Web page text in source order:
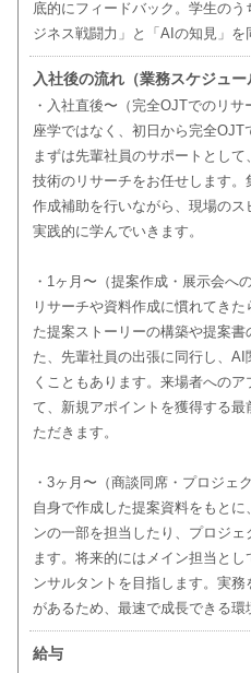
底的にフィードバック。学生の
ジネス戦闘力」と「AIの知見」を
入社後の流れ（業務スケジュー
・入社直後〜（完全OJTでのリサ
座学ではなく、初日から完全OJT
まずは先輩社員のサポートとし
技術のリサーチをお任せします
作成補助を行いながら、現場の
実践的に学んでいきます。
・1ヶ月〜（提案作成・展示会へ
リサーチや資料作成に慣れてき
た提案ストーリーの構築や提案
た、先輩社員の出張に同行し、
くこともあります。来場者への
て、新規アポイントを獲得する
ただきます。
・3ヶ月〜（商談同席・プロジェ
自身で作成した提案資料をもと
ンの一部を担当したり、プロジ
ます。将来的にはメイン担当と
ンサルタントを目指します。実
があるため、最速で成長できる環
給与